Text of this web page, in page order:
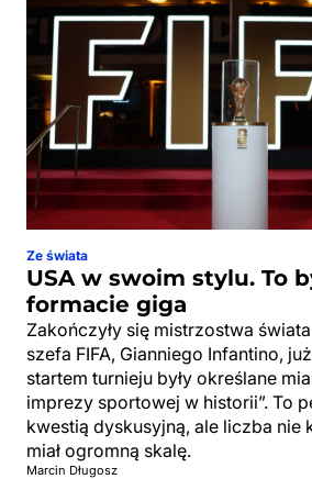
Ze świata
USA w swoim stylu. To
formacie giga
Zakończyły się mistrzostwa
szefa FIFA, Gianniego Infantino,
startem turnieju były określane
imprezy sportowej w historii”. To
kwestią dyskusyjną, ale liczba nie
miał ogromną skalę.
Marcin Długosz